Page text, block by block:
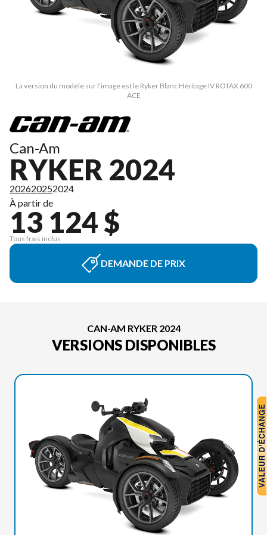
La version du modèle sur l'image est le Ryker Blanc Héritage IV ROTAX 600
ACE
Can-Am
RYKER 2024
202620252024
À partir de
13 124 $
Tous frais inclus
DEMANDE DE PRIX
CAN-AM RYKER 2024
VERSIONS DISPONIBLES